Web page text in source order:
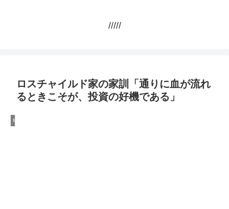
/////
ロスチャイルド家の家訓「通りに血が流れ
るときこそが、投資の好機である」
Money